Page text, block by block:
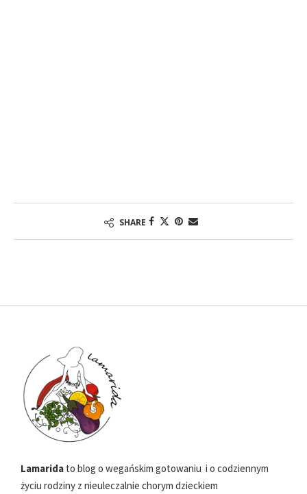
SHARE
Lamarida to blog o wegańskim gotowaniu i o codziennym
życiu rodziny z nieuleczalnie chorym dzieckiem